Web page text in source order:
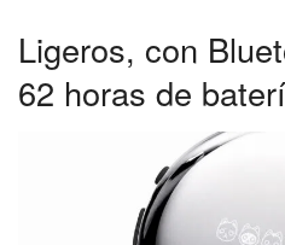
Ligeros, con
62 horas de